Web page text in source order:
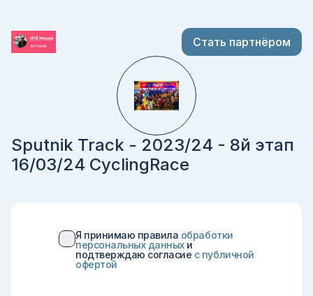
Стать партнёром
Sputnik Track - 2023/24 - 8й этап
16/03/24 CyclingRace
Я принимаю правила обработки
персональных данных и
подтверждаю согласие c публичной
офертой